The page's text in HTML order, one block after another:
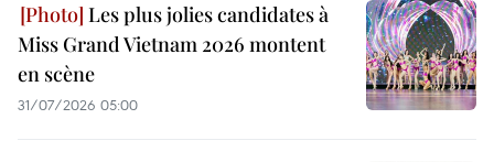
Les plus jolies candidates à
Miss Grand Vietnam 2026 montent
en scène
31/07/2026 05:00